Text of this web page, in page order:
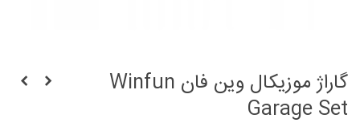
گاراژ موزیکال وین فان Winfun
Garage Set